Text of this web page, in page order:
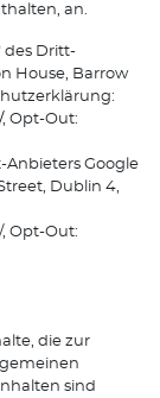
an.
des Dritt-
House, Barrow
, Opt-Out:
Anbieters Google
Dublin 4,
/, Opt-Out:
die zur
sind